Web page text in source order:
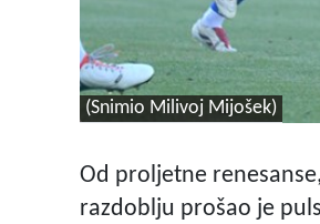
(Snimio Milivoj Mijošek)
Od proljetne
razdoblju prošao je